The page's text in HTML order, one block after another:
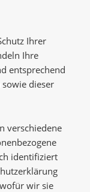
Ihrer
Ihre
entsprechend
dieser
verschiedene
identifiziert
wir sie